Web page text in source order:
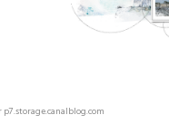
p7.storage.canalblog.com